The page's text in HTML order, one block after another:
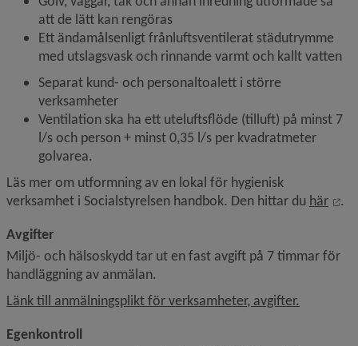
att de lätt kan rengöras
Ett ändamålsenligt frånluftsventilerat städutrymme
med utslagsvask och rinnande varmt och kallt vatten
Separat kund- och personaltoalett i större
verksamheter
Ventilation ska ha ett uteluftsflöde (tilluft) på minst 7
l/s och person + minst 0,35 l/s per kvadratmeter
golvarea.
Läs mer om utformning av en lokal för hygienisk
verksamhet i Socialstyrelsen handbok. Den hittar du här
.
Avgifter
Miljö- och hälsoskydd tar ut en fast avgift på 7 timmar för
handläggning av anmälan.
Länk till anmälningsplikt för verksamheter, avgifter.
Egenkontroll